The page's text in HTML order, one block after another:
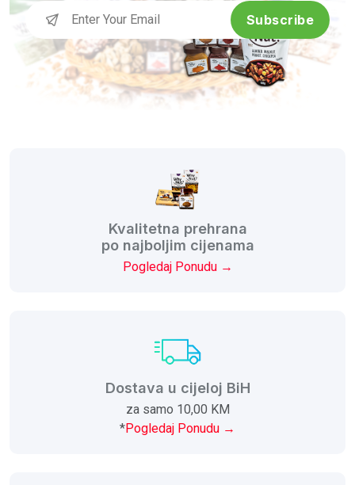
Subscribe
Kvalitetna prehrana
po najboljim cijenama
Pogledaj Ponudu →
Dostava u cijeloj BiH
za samo 10,00 KM
*Pogledaj Ponudu →